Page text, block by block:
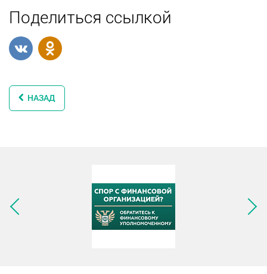
Поделиться ссылкой
НАЗАД
Следующее изображение